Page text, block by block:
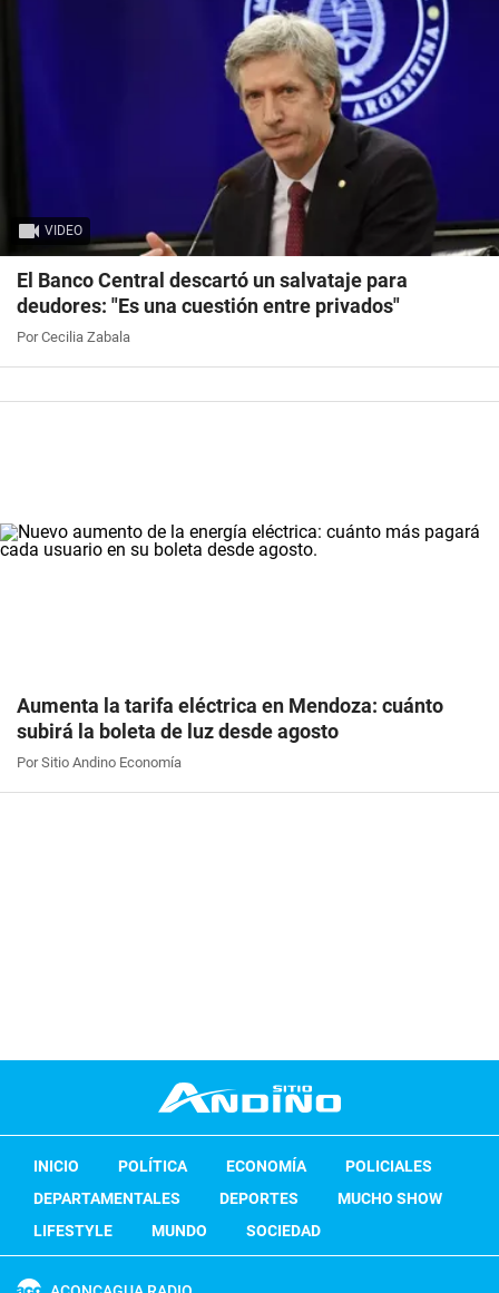
VIDEO
El Banco Central descartó un salvataje para
deudores: "Es una cuestión entre privados"
Por Cecilia Zabala
Aumenta la tarifa eléctrica en Mendoza: cuánto
subirá la boleta de luz desde agosto
Por Sitio Andino Economía
INICIO POLÍTICA ECONOMÍA
POLICIALES
DEPARTAMENTALES
DEPORTES
MUCHO SHOW
LIFESTYLE
MUNDO SOCIEDAD